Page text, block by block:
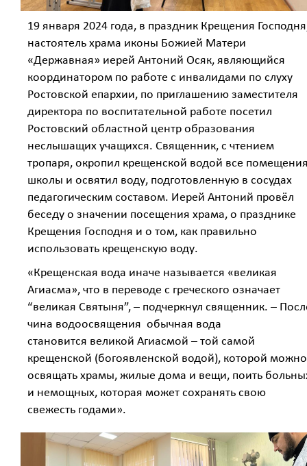
19 января 2024 года, в праздник Крещения
настоятель храма иконы Божией Матери
«Державная» иерей Антоний Осяк, являющийся
координатором по работе с инвалидами по слуху
Ростовской епархии, по приглашению заместителя
директора по воспитательной работе посетил
Ростовский областной центр образования
неслышащих учащихся. Священник, с чтением
тропаря, окропил крещенской водой все
школы и освятил воду, подготовленную в сосудах
педагогическим составом. Иерей Антоний провёл
беседу о значении посещения храма, о празднике
Крещения Господня и о том, как правильно
использовать крещенскую воду.
«Крещенская вода иначе называется «великая
Агиасма», что в переводе с греческого означает
“великая Святыня”, – подчеркнул священник. –
чина водоосвящения обычная вода
становится великой Агиасмой – той самой
крещенской (богоявленской водой), которой можно
освящать храмы, жилые дома и вещи, поить
и немощных, которая может сохранять свою
свежесть годами».